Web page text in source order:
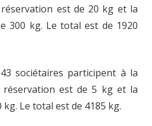
est de 20 kg et la
300 kg. Le total est de 1920
sociétaires participent à la
est de 5 kg et la
Le total est de 4185 kg.